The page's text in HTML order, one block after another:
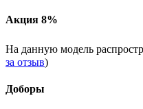
Акция 8%
На данную модель
за отзыв)
Доборы